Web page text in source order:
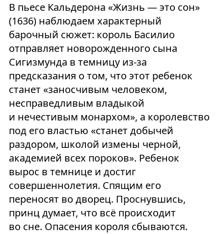
В пьесе Кальдерона «Жизнь — это сон»
(1636) наблюдаем характерный
барочный сюжет: король Басилио
отправляет новорожденного сына
Сигизмунда в темницу из-за
предсказания о том, что этот ребенок
станет «заносчивым человеком,
несправедливым владыкой
и нечестивым монархом», а королевство
под его властью «станет добычей
раздором, школой измены черной,
академией всех пороков». Ребенок
вырос в темнице и достиг
совершеннолетия. Спящим его
переносят во дворец. Проснувшись,
принц думает, что всё происходит
во сне. Опасения короля сбываются.